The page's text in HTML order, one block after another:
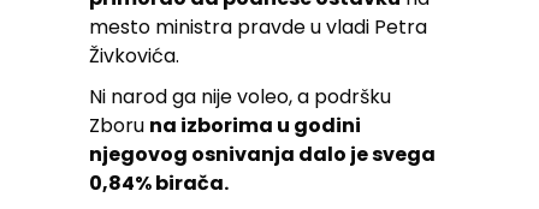
mesto ministra pravde u vladi Petra
Živkovića.
Ni narod ga nije voleo, a podršku
Zboru na izborima u godini
njegovog osnivanja dalo je svega
0,84% birača.